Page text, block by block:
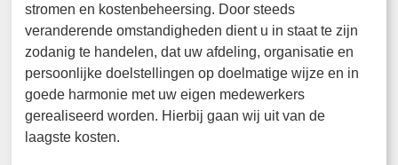
stromen en kostenbeheersing. Door steeds
veranderende omstandigheden dient u in staat te zijn
zodanig te handelen, dat uw afdeling, organisatie en
persoonlijke doelstellingen op doelmatige wijze en in
goede harmonie met uw eigen medewerkers
gerealiseerd worden. Hierbij gaan wij uit van de
laagste kosten.